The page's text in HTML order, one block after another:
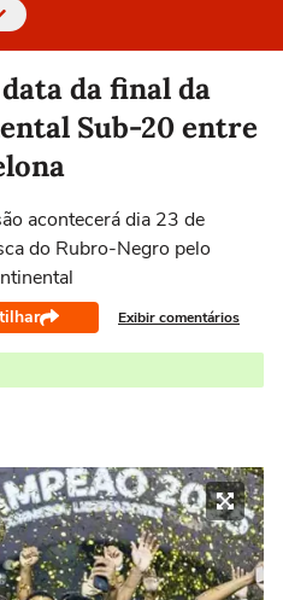
da final da
Sub-20 entre
acontecerá dia 23 de
do Rubro-Negro pelo
Exibir comentários